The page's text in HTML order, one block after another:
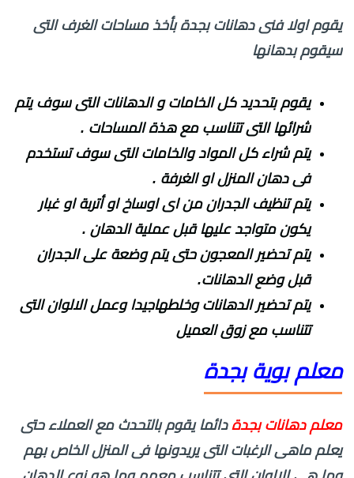
يقوم اولا فنى دهانات بجدة بأخذ مساحات الغرف التى
سيقوم بدهانها
يقوم بتحديد كل الخامات و الدهانات التى سوف يتم
شرائها التى تتناسب مع هذة المساحات .
يتم شراء كل المواد والخامات التى سوف تستخدم
فى دهان المنزل او الغرفة .
يتم تنظيف الجدران من اى اوساخ او أتربة او غبار
يكون متواجد عليها قبل عملية الدهان .
يتم تحضير المعجون حتى يتم وضعة على الجدران
قبل وضع الدهانات.
يتم تحضير الدهانات وخلطهاجيدا وعمل الالوان التى
تتناسب مع زوق العميل
معلم بوية بجدة
معلم دهانات بجدة دائما يقوم بالتحدث مع العملاء حتى
يعلم ماهى الرغبات التى يريدونها فى المنزل الخاص بهم